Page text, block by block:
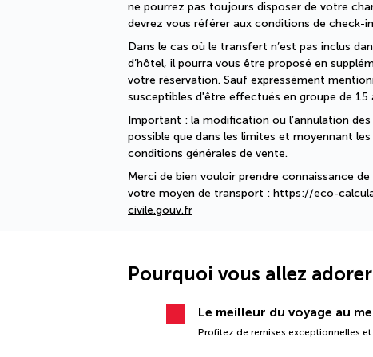
ne pourrez pas toujours disposer de votre
devrez vous référer aux conditions de check-
Dans le cas où le transfert n’est pas inclus
d’hôtel, il pourra vous être proposé en
votre réservation. Sauf expressément
susceptibles d'être effectués en groupe de 15
Important : la modification ou l’annulation des
possible que dans les limites et moyennant
conditions générales de vente.
Merci de bien vouloir prendre connaissance de
votre moyen de transport : https://eco-
civile.gouv.fr
Pourquoi vous allez
Le meilleur du voyage au
Profitez de remises exceptionnelles